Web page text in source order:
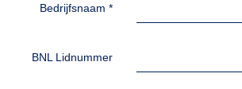
Bedrijfsnaam *
BNL Lidnummer